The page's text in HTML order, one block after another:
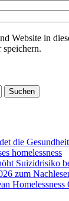
Website in
speichern.
die
homelessness
Suizidrisiko
zum